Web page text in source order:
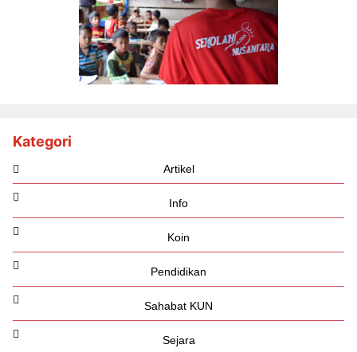
Kategori
Artikel
Info
Koin
Pendidikan
Sahabat KUN
Sejara